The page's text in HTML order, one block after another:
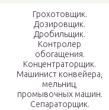
Грохотовщик.
Дозировщик.
Дробильщик.
Контролер
обогащения.
Концентраторщик.
Машинист конвейера,
мельниц,
промывочных машин.
Сепараторщик.